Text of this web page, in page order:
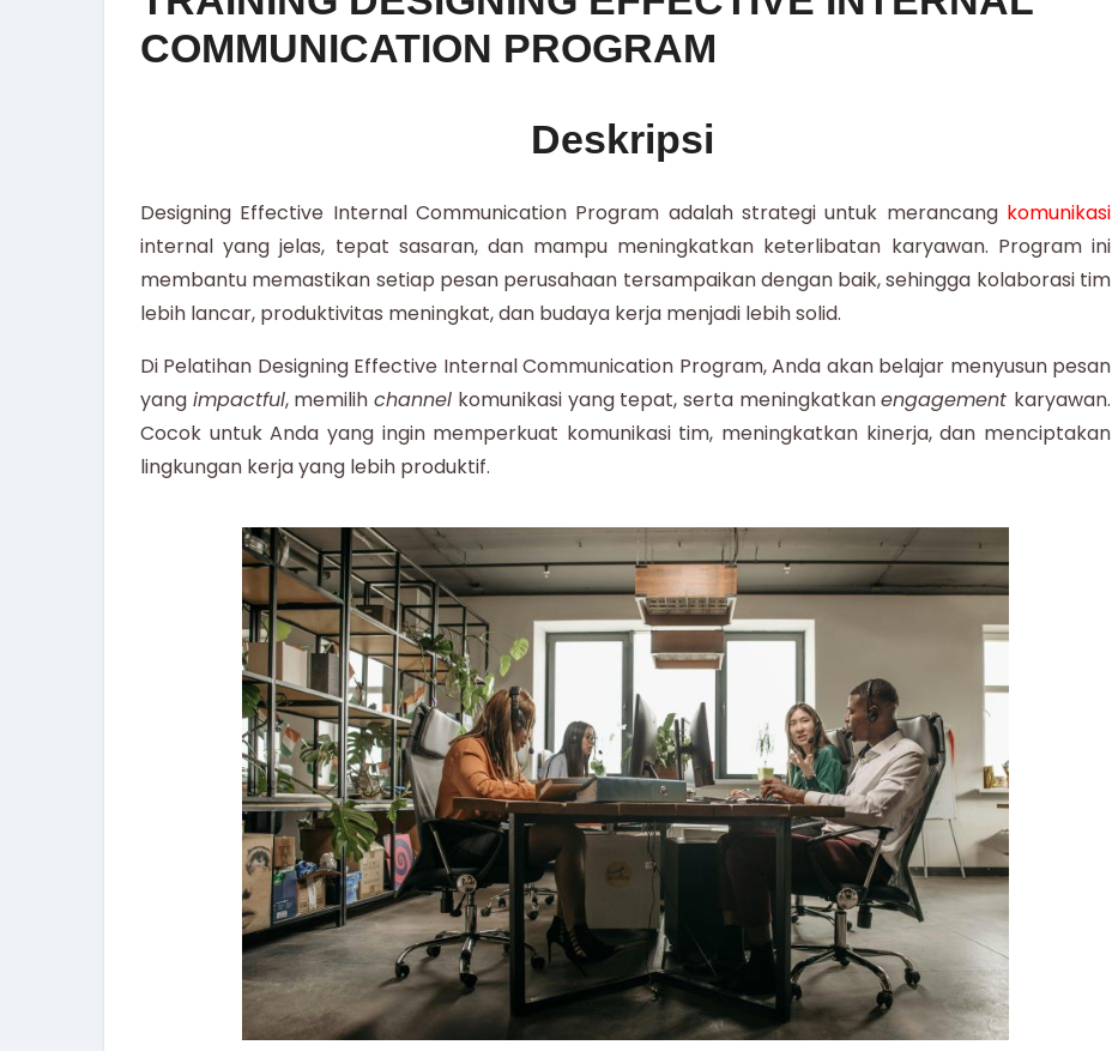
COMMUNICATION PROGRAM
Deskripsi
Designing Effective Internal Communication Program adalah strategi untuk merancang komunikasi
internal yang jelas, tepat sasaran, dan mampu meningkatkan keterlibatan karyawan. Program ini
membantu memastikan setiap pesan perusahaan tersampaikan dengan baik, sehingga kolaborasi tim
lebih lancar, produktivitas meningkat, dan budaya kerja menjadi lebih solid.
Di Pelatihan Designing Effective Internal Communication Program, Anda akan belajar menyusun pesan
yang impactful, memilihchannel komunikasi yang tepat, serta meningkatkanengagement karyawan.
Cocok untuk Anda yang ingin memperkuat komunikasi tim, meningkatkan kinerja, dan menciptakan
lingkungan kerja yang lebih produktif.